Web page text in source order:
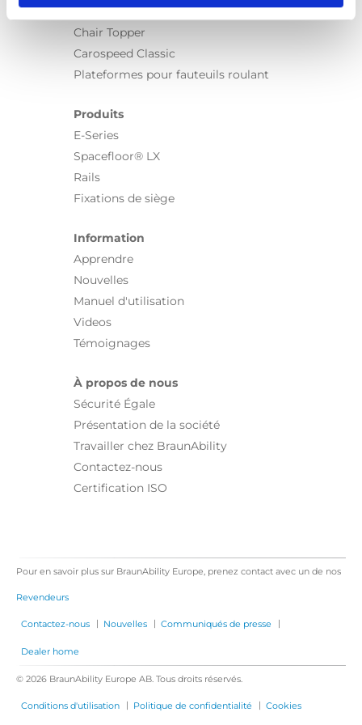
Turny Low Vehicle
Chair Topper
Carospeed Classic
Plateformes pour fauteuils roulant
Produits
E-Series
Spacefloor® LX
Rails
Fixations de siège
Information
Apprendre
Nouvelles
Manuel d'utilisation
Videos
Témoignages
À propos de nous
Sécurité Égale
Présentation de la société
Travailler chez BraunAbility
Contactez-nous
Certification ISO
Pour en savoir plus sur BraunAbility Europe, prenez contact avec un de nos
Revendeurs
Contactez-nous | Nouvelles | Communiqués de presse |
Dealer home
© 2026 BraunAbility Europe AB. Tous droits réservés.
Conditions d'utilisation | Politique de confidentialité | Cookies